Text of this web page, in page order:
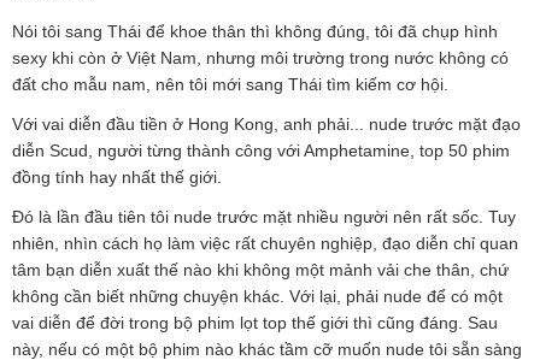
Nói tôi sang Thái để khoe thân thì không đúng, tôi đã chụp hình
sexy khi còn ở Việt Nam, nhưng môi trường trong nước không có
đất cho mẫu nam, nên tôi mới sang Thái tìm kiếm cơ hội.
Với vai diễn đầu tiền ở Hong Kong, anh phải... nude trước mặt đạo
diễn Scud, người từng thành công với Amphetamine, top 50 phim
đồng tính hay nhất thế giới.
Đó là lần đầu tiên tôi nude trước mặt nhiều người nên rất sốc. Tuy
nhiên, nhìn cách họ làm việc rất chuyên nghiệp, đạo diễn chỉ quan
tâm bạn diễn xuất thế nào khi không một mảnh vải che thân, chứ
không cần biết những chuyện khác. Với lại, phải nude để có một
vai diễn để đời trong bộ phim lọt top thế giới thì cũng đáng. Sau
này, nếu có một bộ phim nào khác tầm cỡ muốn nude tôi sẵn sàng